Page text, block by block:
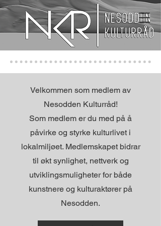
Velkommen som medlem av
Nesodden Kulturråd!
Som medlem er du med på å
påvirke og styrke kulturlivet i
lokalmiljøet. Medlemskapet bidrar
til økt synlighet, nettverk og
utviklingsmuligheter for både
kunstnere og kulturaktører på
Nesodden.